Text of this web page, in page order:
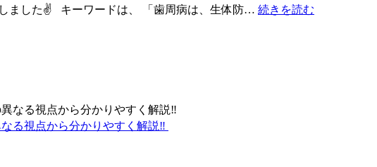
ました✌️ キーワードは、 「歯周病は、生体防… 続きを読む
る視点から分かりやすく解説‼️